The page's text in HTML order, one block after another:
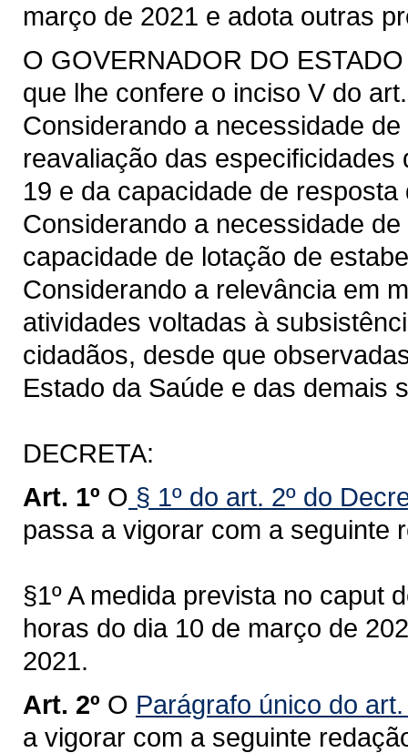
março de 2021 e adota outras
O GOVERNADOR DO
que lhe confere o inciso V do
Considerando a necessidade
reavaliação das
19 e da capacidade de
Considerando a necessidade
capacidade de lotação de
Considerando a relevância em
atividades voltadas à
cidadãos, desde que
Estado da Saúde e das demais
DECRETA:
Art. 1º O § 1º do art. 2º do
passa a vigorar com a seguinte
§1º A medida prevista no caput
horas do dia 10 de março de
2021.
Art. 2º O Parágrafo único do
a vigorar com a seguinte